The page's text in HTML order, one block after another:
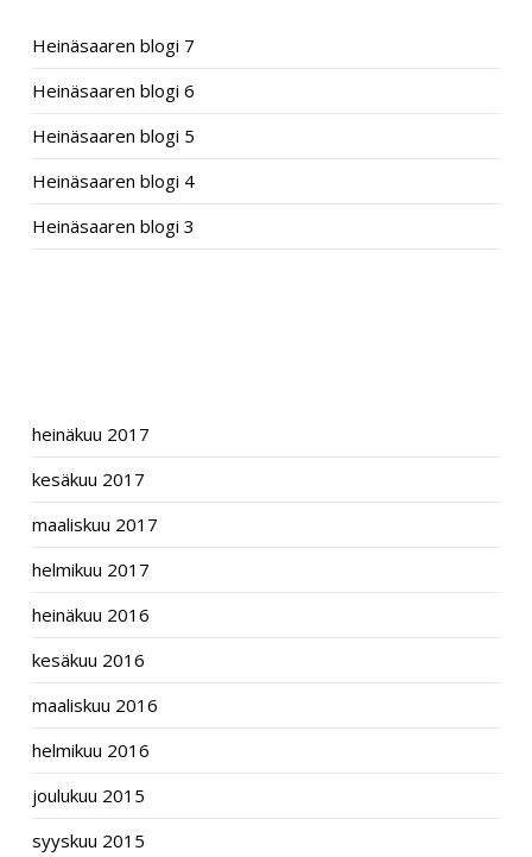
Heinäsaaren blogi 7
Heinäsaaren blogi 6
Heinäsaaren blogi 5
Heinäsaaren blogi 4
Heinäsaaren blogi 3
heinäkuu 2017
kesäkuu 2017
maaliskuu 2017
helmikuu 2017
heinäkuu 2016
kesäkuu 2016
maaliskuu 2016
helmikuu 2016
joulukuu 2015
syyskuu 2015